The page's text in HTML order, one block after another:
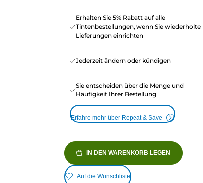
Erhalten Sie 5% Rabatt auf alle
Tintenbestellungen, wenn Sie wiederholte
Lieferungen einrichten
Jederzeit ändern oder kündigen
Sie entscheiden über die Menge und
Häufigkeit Ihrer Bestellung
Erfahre mehr über Repeat & Save
IN DEN WARENKORB LEGEN
Auf die Wunschliste